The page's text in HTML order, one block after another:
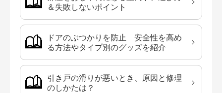
＆失敗しないポイント
ドアのぶつかりを防止 安全性を高め
る方法やタイプ別のグッズを紹介
引き戸の滑りが悪いとき、原因と修理
のしかたは？